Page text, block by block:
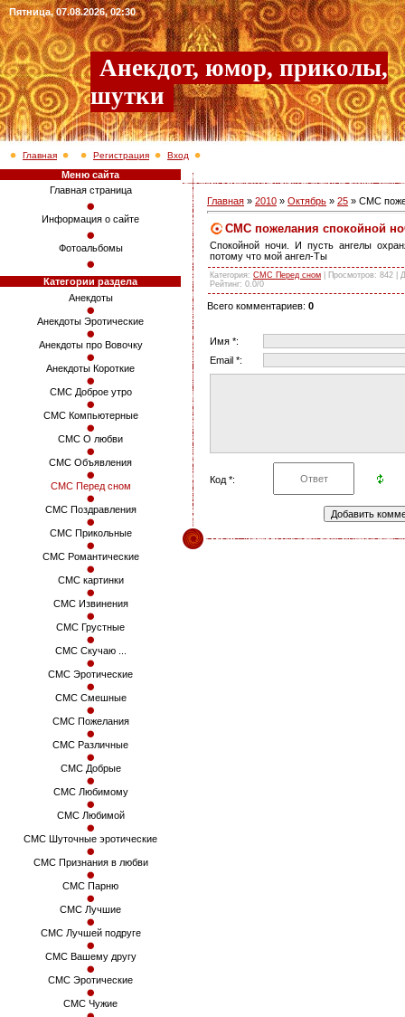
Пятница, 07.08.2026, 02:30
Анекдот, юмор, приколы,
шутки
Главная Регистрация Вход
Меню сайта
Главная страница
Информация о сайте
Фотоальбомы
Категории раздела
Анекдоты
Анекдоты Эротические
Анекдоты про Вовочку
Анекдоты Короткие
СМС Доброе утро
СМС Компьютерные
СМС О любви
СМС Объявления
СМС Перед сном
СМС Поздравления
СМС Прикольные
СМС Романтические
СМС картинки
СМС Извинения
СМС Грустные
СМС Скучаю ...
СМС Эротические
СМС Смешные
СМС Пожелания
СМС Различные
СМС Добрые
СМС Любимому
СМС Любимой
СМС Шуточные эротические
СМС Признания в любви
СМС Парню
СМС Лучшие
СМС Лучшей подруге
СМС Вашему другу
СМС Эротические
СМС Чужие
Главная » 2010 » Октябрь » 25 » СМС
СМС пожелания спокойной
Спокойной ночи. И пусть ангелы
потому что мой ангел-Ты
Категория: СМС Перед сном Просмотров: 842 |
Рейтинг: 0.0/0
Всего комментариев: 0
Имя *:
Email *:
Код *: